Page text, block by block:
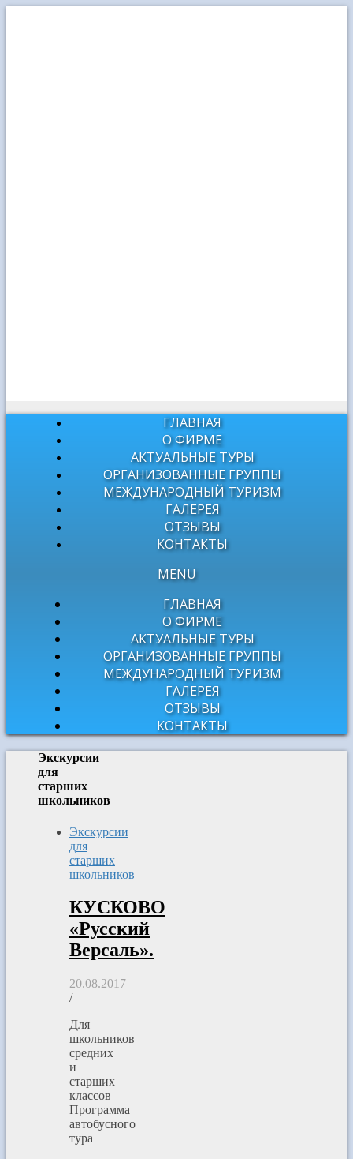
ГЛАВНАЯ
О ФИРМЕ
АКТУАЛЬНЫЕ ТУРЫ
ОРГАНИЗОВАННЫЕ ГРУППЫ
МЕЖДУНАРОДНЫЙ ТУРИЗМ
ГАЛЕРЕЯ
ОТЗЫВЫ
КОНТАКТЫ
MENU
ГЛАВНАЯ
О ФИРМЕ
АКТУАЛЬНЫЕ ТУРЫ
ОРГАНИЗОВАННЫЕ ГРУППЫ
МЕЖДУНАРОДНЫЙ ТУРИЗМ
ГАЛЕРЕЯ
ОТЗЫВЫ
КОНТАКТЫ
Экскурсии
для
старших
школьников
Экскурсии
для
старших
школьников
КУСКОВО
«Русский
Версаль».
20.08.2017
/
Для
школьников
средних
и
старших
классов
Программа
автобусного
тура